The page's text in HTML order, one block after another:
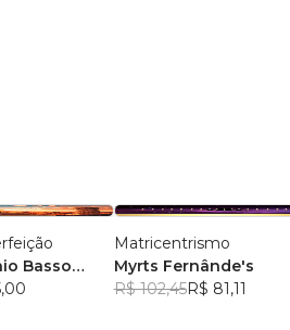
Basso
Matricentrismo
Myrts Fernânde's
R$ 102,45R$ 81,11